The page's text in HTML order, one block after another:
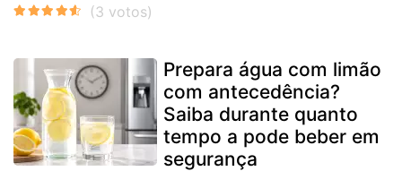
Prepara água com limão
com antecedência?
Saiba durante quanto
tempo a pode beber em
segurança